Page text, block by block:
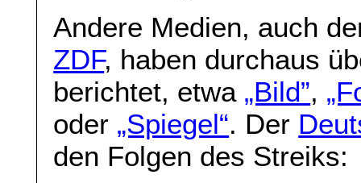
Andere Medien, auch
ZDF, haben durchaus
berichtet, etwa „Bild”,
oder „Spiegel“. Der
den Folgen des Streiks: